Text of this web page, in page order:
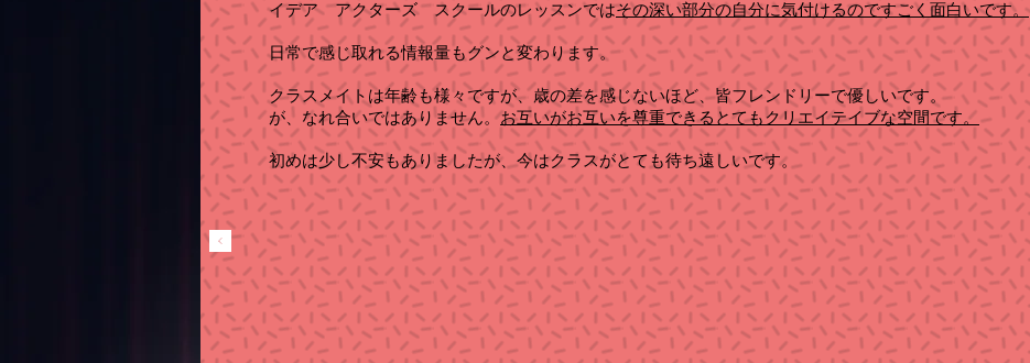
イデア アクターズ スクールのレッスンではその深い部分の自分に気付けるのですごく面白いです。
日常で感じ取れる情報量もグンと変わります。
クラスメイトは年齢も様々ですが、歳の差を感じないほど、皆フレンドリーで優しいです。
が、なれ合いではありません。お互いがお互いを尊重できるとてもクリエイテイブな空間です。
初めは少し不安もありましたが、今はクラスがとても待ち遠しいです。